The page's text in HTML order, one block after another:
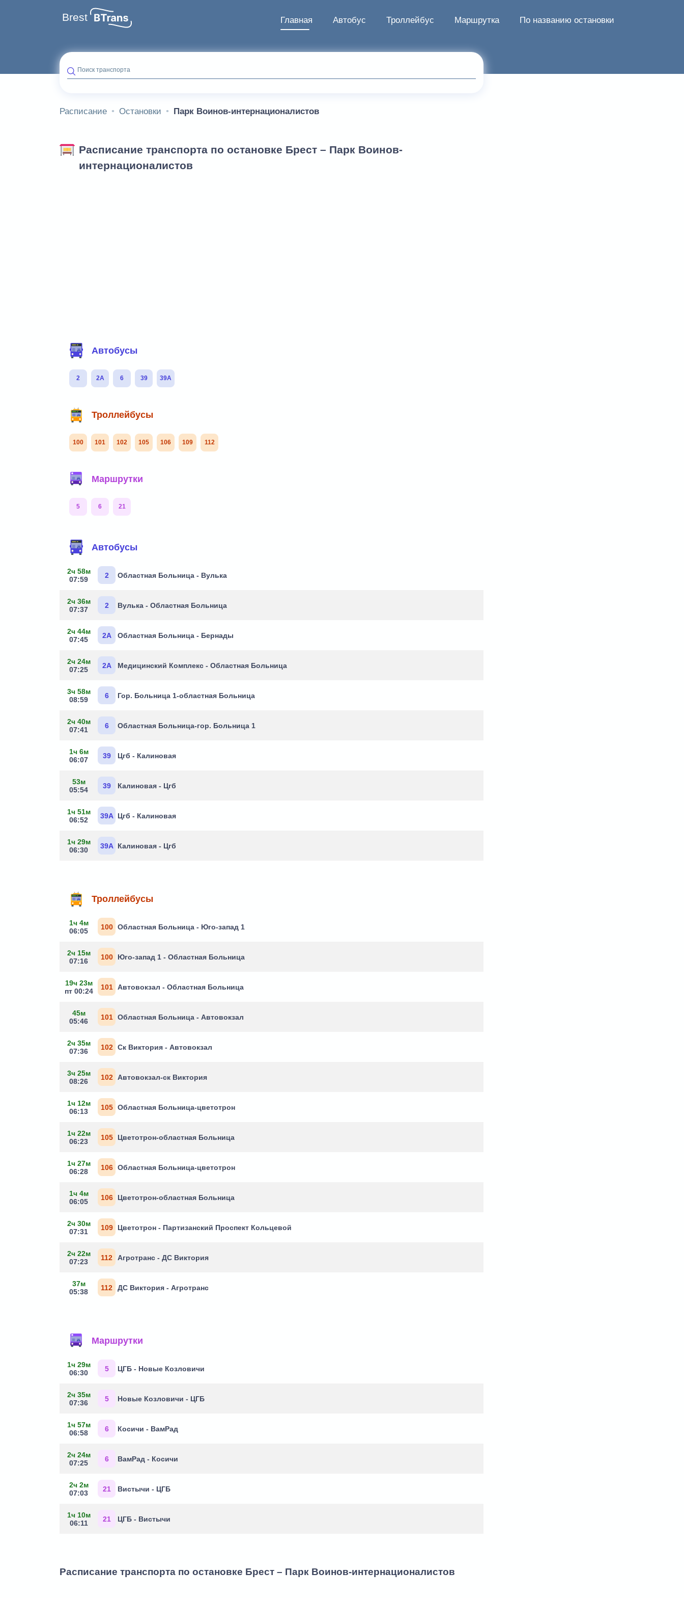
Brest Главная Автобус Троллейбус Маршрутка По названию остановки
Поиск транспорта
Расписание Остановки Парк Воинов-интернационалистов
Расписание транспорта по остановке Брест – Парк Воинов-
интернационалистов
Автобусы
2 2А 6 39 39А
Троллейбусы
100 101 102 105 106 109 112
Маршрутки
5 6 21
Автобусы
2ч 58м
07:59
2 Областная Больница - Вулька
2ч 36м
07:37
2 Вулька - Областная Больница
2ч 44м
07:45
2А Областная Больница - Бернады
2ч 24м
07:25
2А Медицинский Комплекс - Областная Больница
3ч 58м
08:59
6 Гор. Больница 1-областная Больница
2ч 40м
07:41
6 Областная Больница-гор. Больница 1
1ч 6м
06:07
39 Цгб - Калиновая
53м
05:54
39 Калиновая - Цгб
1ч 51м
06:52
39А Цгб - Калиновая
1ч 29м
06:30
39А Калиновая - Цгб
Троллейбусы
1ч 4м
06:05
100 Областная Больница - Юго-запад 1
2ч 15м
07:16
100 Юго-запад 1 - Областная Больница
19ч 23м
пт 00:24
101 Автовокзал - Областная Больница
45м
05:46
101 Областная Больница - Автовокзал
2ч 35м
07:36
102 Ск Виктория - Автовокзал
3ч 25м
08:26
102 Автовокзал-ск Виктория
1ч 12м
06:13
105 Областная Больница-цветотрон
1ч 22м
06:23
105 Цветотрон-областная Больница
1ч 27м
06:28
106 Областная Больница-цветотрон
1ч 4м
06:05
106 Цветотрон-областная Больница
2ч 30м
07:31
109 Цветотрон - Партизанский Проспект Кольцевой
2ч 22м
07:23
112 Агротранс - ДС Виктория
37м
05:38
112 ДС Виктория - Агротранс
Маршрутки
1ч 29м
06:30
5 ЦГБ - Новые Козловичи
2ч 35м
07:36
5 Новые Козловичи - ЦГБ
1ч 57м
06:58
6 Косичи - ВамРад
2ч 24м
07:25
6 ВамРад - Косичи
2ч 2м
07:03
21 Вистычи - ЦГБ
1ч 10м
06:11
21 ЦГБ - Вистычи
Расписание транспорта по остановке Брест – Парк Воинов-интернационалистов